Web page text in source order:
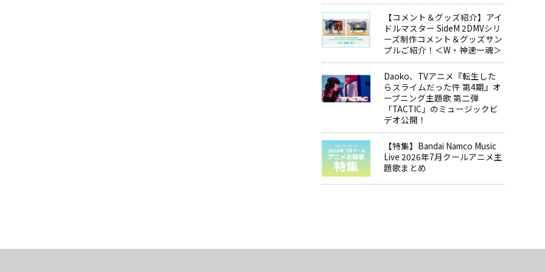
【コメント＆グッズ紹介】アイ
ドルマスター SideM 2DMVシリ
ーズ制作コメント＆グッズサン
プルご紹介！＜W・神速一魂＞
Daoko、TVアニメ『転生した
らスライムだった件 第4期』オ
ープニング主題歌 第二弾
「TACTIC」のミュージックビ
デオ公開！
【特集】Bandai Namco Music
Live 2026年7月クールアニメ主
題歌まとめ